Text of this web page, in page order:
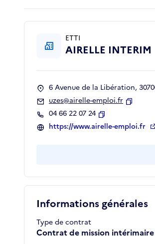
Informations générales
Type de contrat
Contrat de mission intérimaire
ETTI
AIRELLE INTERIM
6 Avenue de la Libération,
uzes@airelle-emploi.fr
04 66 22 07 24
Copier
https://www.airelle-emploi.fr